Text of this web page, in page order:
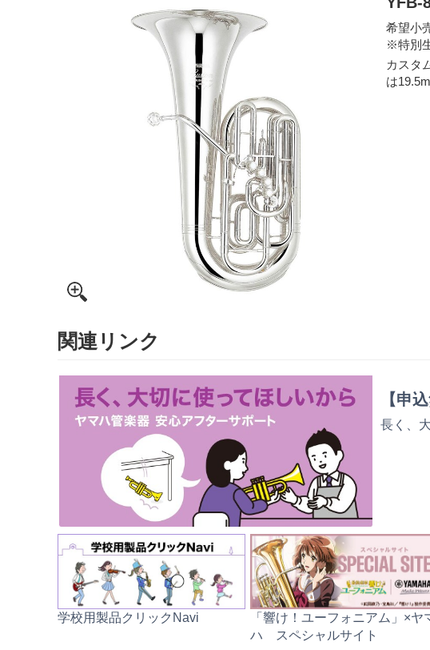
希望小
※特別
カスタ
は
関連リンク
【申
長く、
学校用製品クリックNavi
「響け！ユーフォニアム」×ヤ
ハ スペシャルサイト